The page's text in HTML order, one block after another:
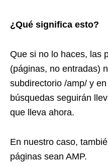
¿Qué significa esto?
Que si no lo haces, las
(páginas, no entradas)
subdirectorio /amp/ y
búsquedas seguirán
que lleva ahora.
En nuestro caso,
páginas sean AMP.